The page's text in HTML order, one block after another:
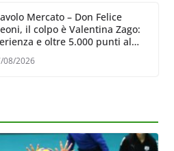
Mercato – Don Felice
il colpo è Valentina Zago:
e oltre 5.000 punti al
08/2026